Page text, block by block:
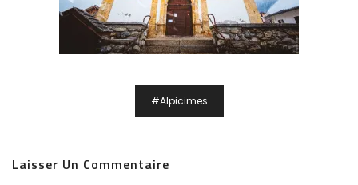
#Alpicimes
Laisser Un Commentaire